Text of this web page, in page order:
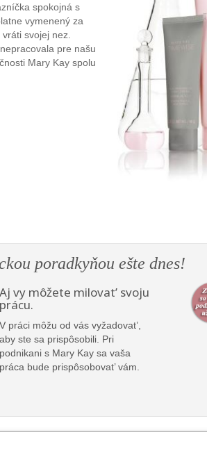
spokojná s
vymenený za
svojej nez.
pre našu
Mary Kay spolu
poradkyňou ešte dnes!
Aj vy môžete milovat’ svoju
prácu.
V práci môžu od vás vyžadovat’,
aby ste sa prispôsobili. Pri
podnikani s Mary Kay sa vaša
práca bude prispôsobovat’ vám.